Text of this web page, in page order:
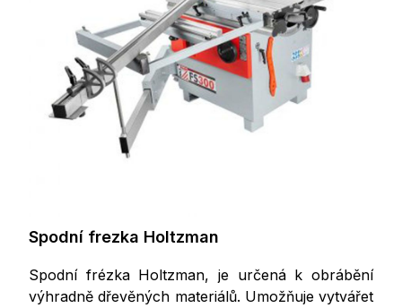
Spodní frezka Holtzman
Spodní frézka Holtzman, je určená k obrábění
výhradně dřevěných materiálů. Umožňuje vytvářet